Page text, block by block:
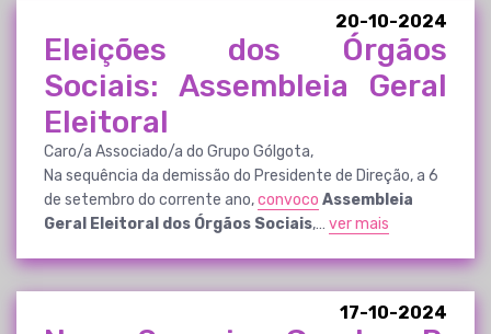
20-10-2024
Eleições dos Órgãos
Sociais: Assembleia Geral
Eleitoral
Caro/a Associado/a do Grupo Gólgota,
Na sequência da demissão do Presidente de Direção, a 6
de setembro do corrente ano,convoco Assembleia
Geral Eleitoral dos Órgãos Sociais,… ver mais
17-10-2024